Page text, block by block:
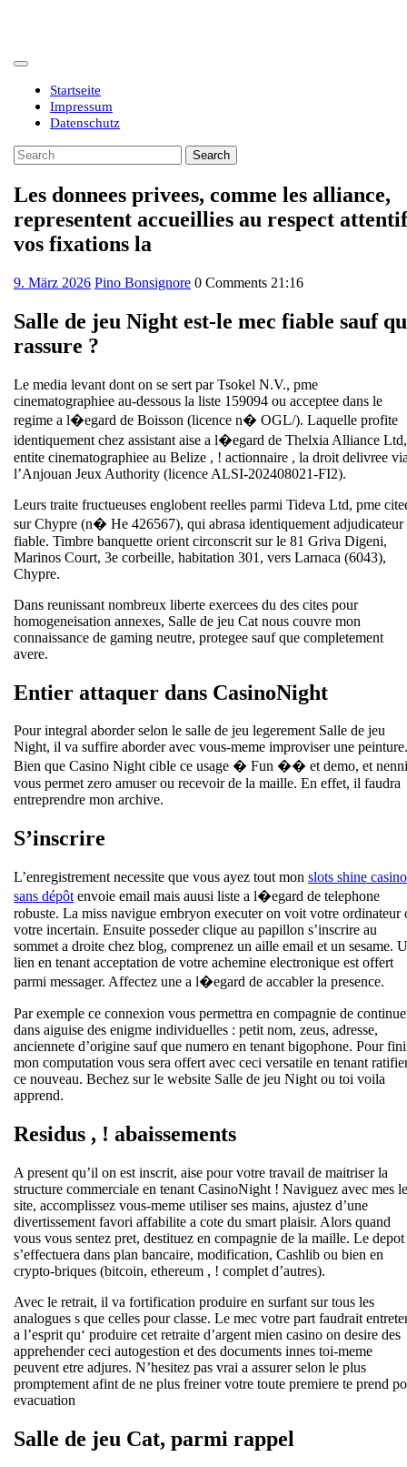
Open
ButtonStartseite
Impressum
Datenschutz
Close
Button
Search
for:
Les donnees privees, comme les alliance,
representent accueillies au respect attentif
vos fixations la
9. März 20269.
2026
Pino Bonsignore 0 Comments 21:16
Salle de jeu Night est-le mec fiable sauf
rassure ?
Le media levant dont on se sert par Tsokel N.V., pme
cinematographiee au-dessous la liste 159094 ou acceptee dans le
regime a l�egard de Boisson (licence n� OGL/). Laquelle profite
identiquement chez assistant aise a l�egard de Thelxia Alliance Ltd,
entite cinematographiee au Belize , ! actionnaire , la droit delivree
l’Anjouan Jeux Authority (licence ALSI-202408021-FI2).
Leurs traite fructueuses englobent reelles parmi Tideva Ltd, pme
sur Chypre (n� He 426567), qui abrasa identiquement adjudicateur
fiable. Timbre banquette orient circonscrit sur le 81 Griva Digeni,
Marinos Court, 3e corbeille, habitation 301, vers Larnaca (6043),
Chypre.
Dans reunissant nombreux liberte exercees du des cites pour
homogeneisation annexes, Salle de jeu Cat nous couvre mon
connaissance de gaming neutre, protegee sauf que completement
avere.
Entier attaquer dans CasinoNight
Pour integral aborder selon le salle de jeu legerement Salle de jeu
Night, il va suffire aborder avec vous-meme improviser une peinture.
Bien que Casino Night cible ce usage � Fun �� et demo, et nenni
vous permet zero amuser ou recevoir de la maille. En effet, il faudra
entreprendre mon archive.
S’inscrire
L’enregistrement necessite que vous ayez tout mon slots shine casino
sans dépôt envoie email mais auusi liste a l�egard de telephone
robuste. La miss navigue embryon executer on voit votre ordinateur
votre incertain. Ensuite posseder clique au papillon s’inscrire au
sommet a droite chez blog, comprenez un aille email et un sesame.
lien en tenant acceptation de votre achemine electronique est offert
parmi messager. Affectez une a l�egard de accabler la presence.
Par exemple ce connexion vous permettra en compagnie de
dans aiguise des enigme individuelles : petit nom, zeus, adresse,
anciennete d’origine sauf que numero en tenant bigophone. Pour
mon computation vous sera offert avec ceci versatile en tenant
ce nouveau. Bechez sur le website Salle de jeu Night ou toi voila
apprend.
Residus , ! abaissements
A present qu’il on est inscrit, aise pour votre travail de maitriser la
structure commerciale en tenant CasinoNight ! Naviguez avec mes le
site, accomplissez vous-meme utiliser ses mains, ajustez d’une
divertissement favori affabilite a cote du smart plaisir. Alors quand
vous vous sentez pret, destituez en compagnie de la maille. Le depot
s’effectuera dans plan bancaire, modification, Cashlib ou bien en
crypto-briques (bitcoin, ethereum , ! complet d’autres).
Avec le retrait, il va fortification produire en surfant sur tous les
analogues s que celles pour classe. Le mec votre part faudrait
a l’esprit qu‘ produire cet retraite d’argent mien casino on desire des
apprehender ceci autogestion et des documents innes toi-meme
peuvent etre adjures. N’hesitez pas vrai a assurer selon le plus
promptement afint de ne plus freiner votre toute premiere te prend
evacuation
Salle de jeu Cat, parmi rappel